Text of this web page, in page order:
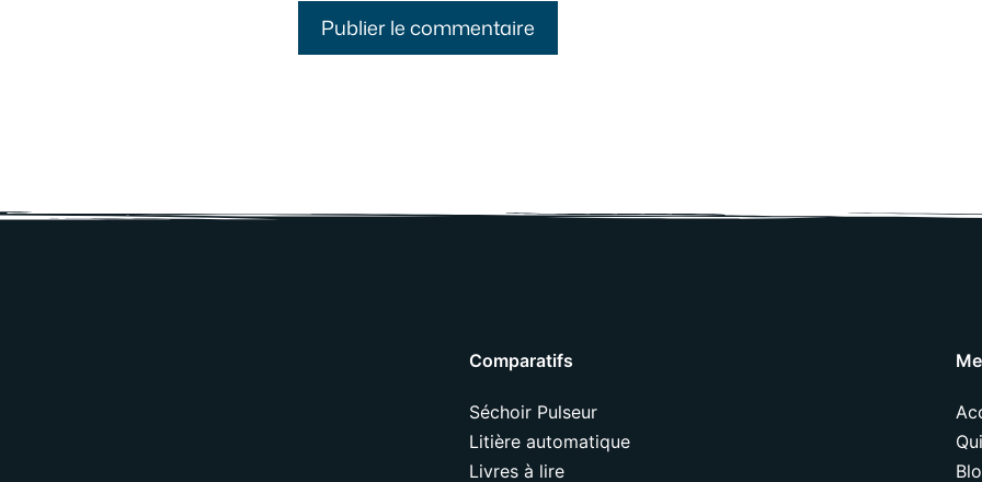
Comparatifs
Séchoir Pulseur
Litière automatique
Livres à lire